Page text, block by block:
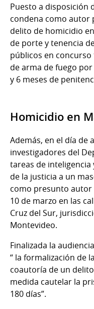
Puesto a disposición
condena como autor
delito de homicidio
de porte y tenencia
públicos en
de arma de fuego
y 6 meses de
Homicidio en
Además, en el día de
investigadores del
tareas de
de la justicia a un
como presunto
10 de marzo en las
Cruz del Sur,
Montevideo.
Finalizada la
“ la formalización de
coautoría de un
medida cautelar la
180 días”.